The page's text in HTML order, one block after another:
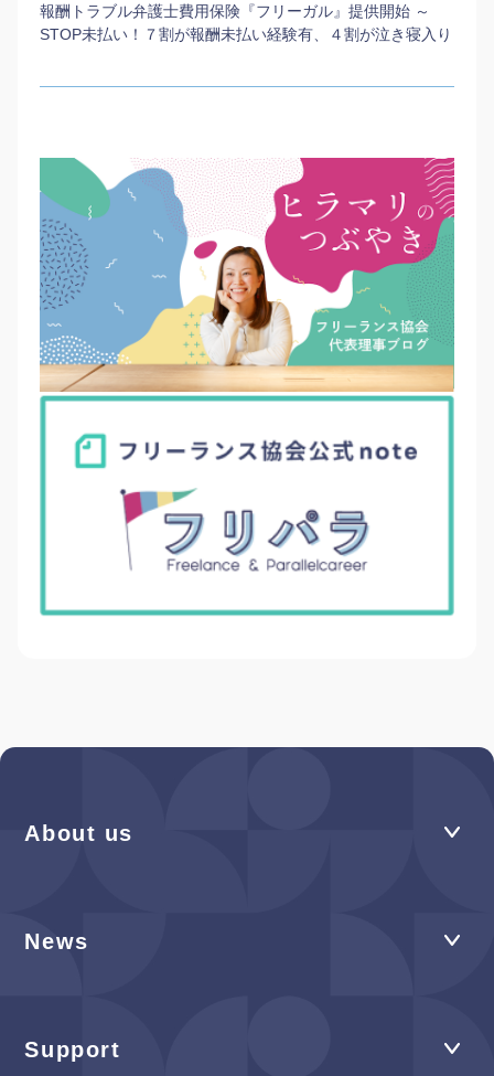
報酬トラブル弁護士費用保険『フリーガル』提供開始 ～
STOP未払い！７割が報酬未払い経験有、４割が泣き寝入り
About us
News
Support